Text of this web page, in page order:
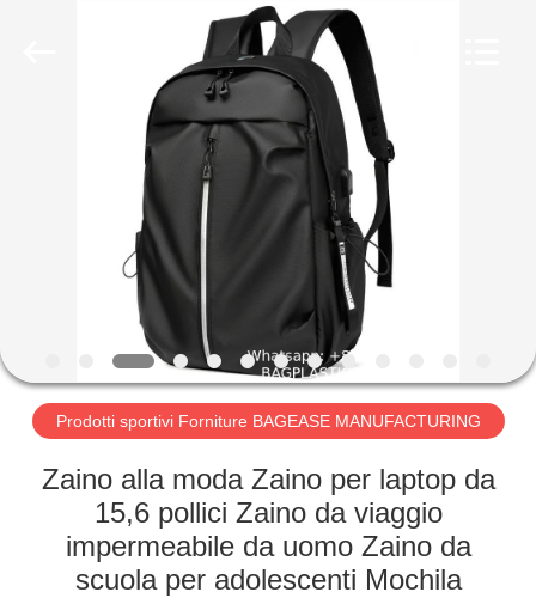
PRODOTTI
GIRO
DELLA
FABBRICA
CONTROLLO
Prodotti sportivi Forniture BAGEASE MANUFACTURING
Zaino alla moda Zaino per laptop da
15,6 pollici Zaino da viaggio
impermeabile da uomo Zaino da
scuola per adolescenti Mochila